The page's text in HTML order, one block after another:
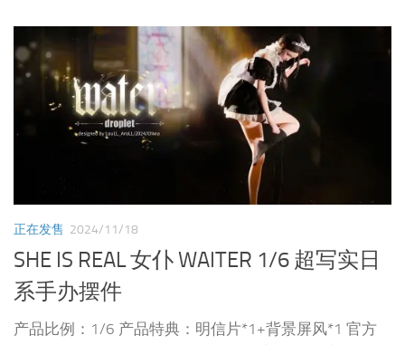
正在发售 2024/11/18
SHE IS REAL 女仆 WAITER 1/6 超写实日
系手办摆件
产品比例：1/6 产品特典：明信片*1+背景屏风*1 官方